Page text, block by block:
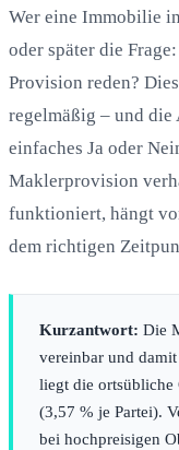
Wer eine Immobilie
oder später die
Provision reden?
regelmäßig – und
einfaches Ja oder
Maklerprovision
funktioniert, hängt
dem richtigen
Kurzantwort: Die
vereinbar und
liegt die ortsübliche
(3,57 % je Partei).
bei hochpreisigen